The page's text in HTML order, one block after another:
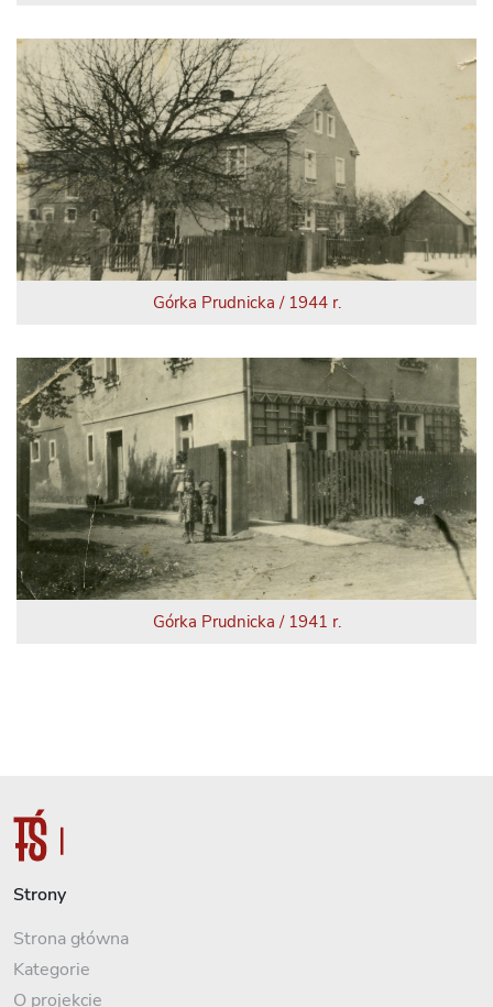
Górka Prudnicka / 1944 r.
Górka Prudnicka / 1941 r.
Strony
Strona główna
Kategorie
O projekcie